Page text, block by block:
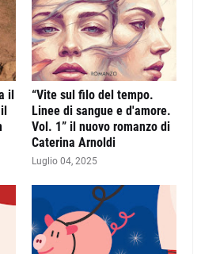
il
“Vite sul filo del tempo.
Linee di sangue e d'amore.
Vol. 1” il nuovo romanzo di
Caterina Arnoldi
Luglio 04, 2025